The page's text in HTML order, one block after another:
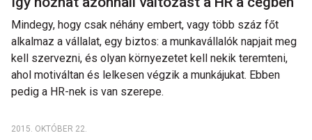
Mindegy, hogy csak néhány embert, vagy több száz főt
alkalmaz a vállalat, egy biztos: a munkavállalók napjait meg
kell szervezni, és olyan környezetet kell nekik teremteni,
ahol motiváltan és lelkesen végzik a munkájukat. Ebben
pedig a HR-nek is van szerepe.
2015. OKTÓBER 22.